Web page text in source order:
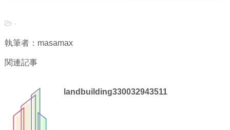
-
執筆者：masamax
関連記事
landbuilding330032943511